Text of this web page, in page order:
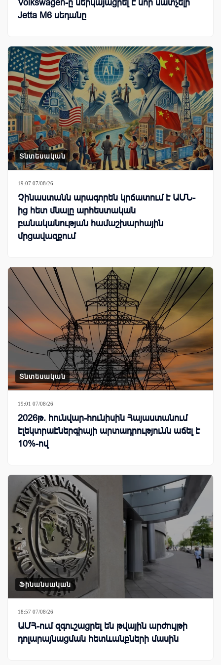
Volkswagen-ը ներկայացրել է նոր մատչելի
Jetta M6 սեդանը
Տնտեսական
19:07 07/08/26
Չինաստանն արագորեն կրճատում է ԱՄՆ-
ից հետ մնալը արհեստական
բանականության համաշխարհային
մրցավազքում
Տնտեսական
19:01 07/08/26
2026թ. հունվար-հունիսին Հայաստանում
էլեկտրաէներգիայի արտադրությունն աճել է
10%-ով
Ֆինանսական
18:57 07/08/26
ԱՄՀ-ում զգուշացրել են թվային արժույթի
դոլարայնացման հետևանքների մասին